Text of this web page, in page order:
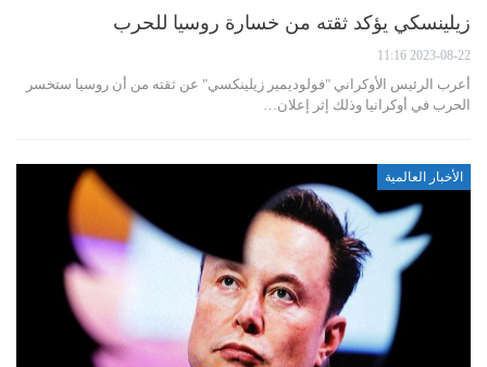
زيلينسكي يؤكد ثقته من خسارة روسيا للحرب
2023-08-22 11:16
أعرب الرئيس الأوكراني "فولوديمير زيلينكسي" عن ثقته من أن روسيا ستخسر
الحرب في أوكرانيا وذلك إثر إعلان…
الأخبار العالمية